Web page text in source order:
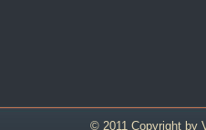
© 2011 Copyright by